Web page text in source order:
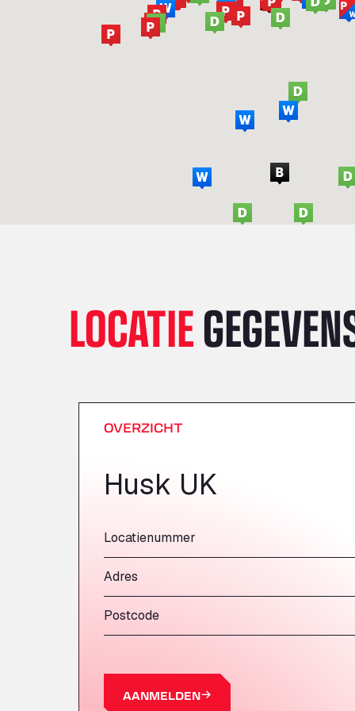
LOCATIE
OVERZICHT
Husk UK
Locatienummer
Adres
Postcode
AANMELDEN